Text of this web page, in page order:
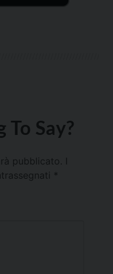
To Say?
pubblicato.
*